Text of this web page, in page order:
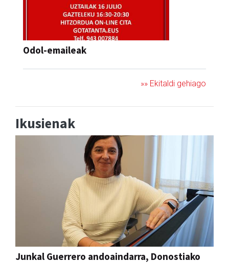
Odol-emaileak
»» Ekitaldi gehiago
Ikusienak
Junkal Guerrero andoaindarra, Donostiako